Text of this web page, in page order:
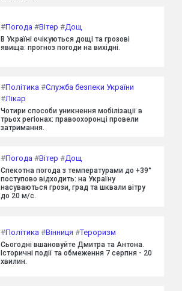
#Погода #Вітер #Дощ
В Україні очікуються дощі та грозові
явища: прогноз погоди на вихідні.
#Політика #Служба безпеки України
#Лікар
Чотири способи уникнення мобілізації в
трьох регіонах: правоохоронці провели
затримання.
#Погода #Вітер #Дощ
Спекотна погода з температурами до +39°
поступово відходить: на Україну
насуваються грози, град та шквали вітру
до 20 м/с.
#Політика #Вінниця #Тероризм
Сьогодні вшановуйте Дмитра та Антона.
Історичні події та обмеження 7 серпня - 20
хвилин.